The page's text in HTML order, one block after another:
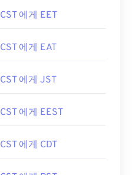
CST 에게 EET
CST 에게 EAT
CST 에게 JST
CST 에게 EEST
CST 에게 CDT